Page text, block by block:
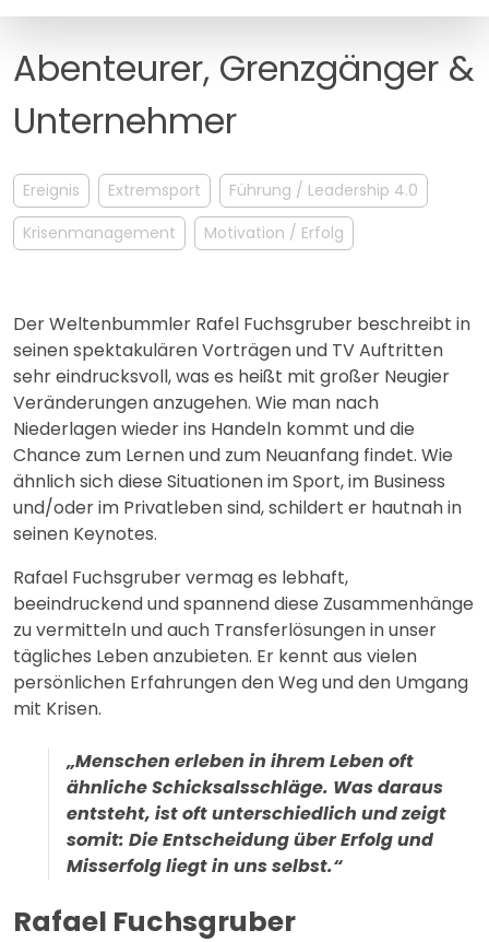
MANAGEMENT
Abenteurer, Grenzgänger &
Unternehmer
Ereignis Extremsport
Führung / Leadership 4.0
Krisenmanagement
Motivation / Erfolg
Der Weltenbummler Rafel Fuchsgruber beschreibt in
seinen spektakulären Vorträgen und TV Auftritten
sehr eindrucksvoll, was es heißt mit großer Neugier
Veränderungen anzugehen. Wie man nach
Niederlagen wieder ins Handeln kommt und die
Chance zum Lernen und zum Neuanfang findet. Wie
ähnlich sich diese Situationen im Sport, im Business
und/oder im Privatleben sind, schildert er hautnah in
seinen Keynotes.
Rafael Fuchsgruber vermag es lebhaft,
beeindruckend und spannend diese Zusammenhänge
zu vermitteln und auch Transferlösungen in unser
tägliches Leben anzubieten. Er kennt aus vielen
persönlichen Erfahrungen den Weg und den Umgang
mit Krisen.
„Menschen erleben in ihrem Leben oft
ähnliche Schicksalsschläge. Was daraus
entsteht, ist oft unterschiedlich und zeigt
somit: Die Entscheidung über Erfolg und
Misserfolg liegt in uns selbst.“
Rafael Fuchsgruber